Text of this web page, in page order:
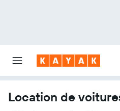
Location de